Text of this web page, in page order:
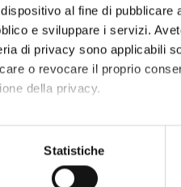
al fine di pubblicare
e sviluppare i servizi.
di privacy sono applicabili
o revocare il proprio
della privacy.
un'approssimazione di
ricerca di caratteristiche
Statistiche
Polpette di tacchino
pollo al pomodoro